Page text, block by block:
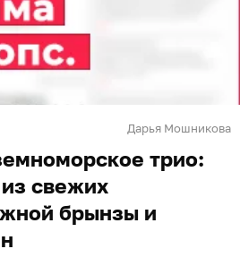
Дарья Мошникова
трио:
свежих
брынзы и